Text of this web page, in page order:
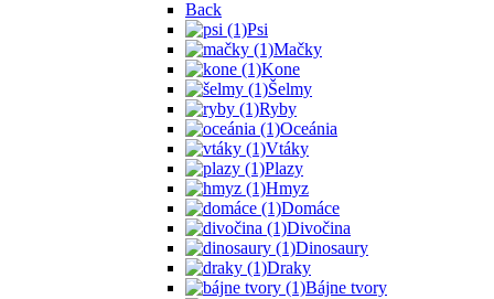
Back
Psi
Mačky
Kone
Šelmy
Ryby
Oceánia
Vtáky
Plazy
Hmyz
Domáce
Divočina
Dinosaury
Draky
Bájne tvory